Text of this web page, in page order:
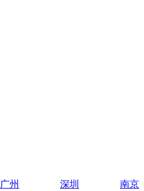
广州 深圳
南京